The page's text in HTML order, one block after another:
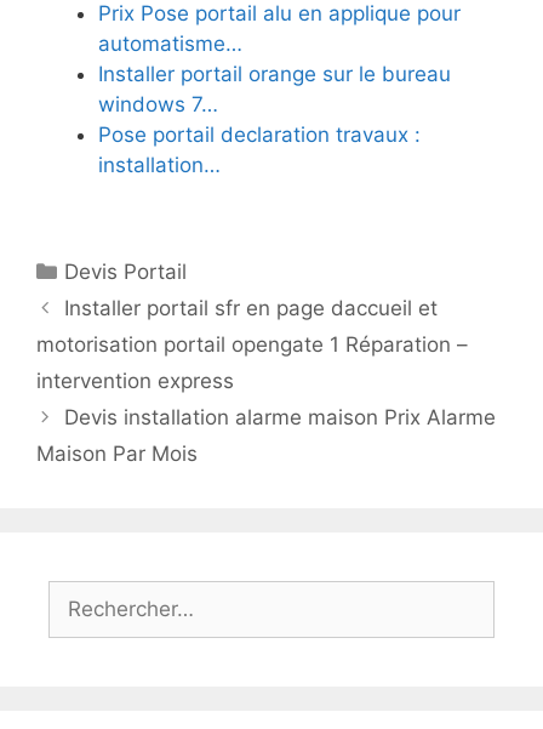
Prix Pose portail alu en applique pour
automatisme…
Installer portail orange sur le bureau
windows 7…
Pose portail declaration travaux :
installation…
Catégories
Devis Portail
Installer portail sfr en page daccueil et
motorisation portail opengate 1 Réparation –
intervention express
Devis installation alarme maison Prix Alarme
Maison Par Mois